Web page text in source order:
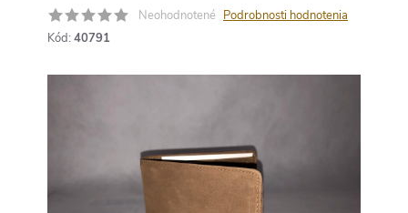
Neohodnotené Podrobnosti hodnotenia
Kód: 40791